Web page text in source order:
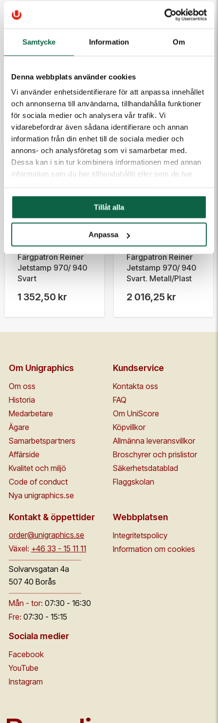
Samtycke Information Om
Denna webbplats använder cookies
Vi använder enhetsidentifierare för att anpassa innehållet
och annonserna till användarna, tillhandahålla funktioner
för sociala medier och analysera vår trafik. Vi
vidarebefordrar även sådana identifierare och annan
information från din enhet till de sociala medier och
annons- och analysföretag som vi samarbetar med.
Dessa kan i sin tur kombinera informationen med annan
information som du har tillhandahållit eller som de har
Tillåt alla
Anpassa
20 943,75 kr
Lägg i varukorgen
TILLBEHÖR
3401281 Reiner
Färgpatron Reiner
Jetstamp 970/ 940
Svart
1 352,50 kr
3401291 Reiner
Färgpatron Reiner
Jetstamp 970/ 940
Svart. Metall/Plast
2 016,25 kr
Om Unigraphics
Om oss
Historia
Medarbetare
Ägare
Samarbetspartners
Affärside
Kvalitet och miljö
Code of conduct
Nya unigraphics.se
Kundservice
Kontakta oss
FAQ
Om UniScore
Köpvillkor
Allmänna leveransvillkor
Broschyrer och prislistor
Säkerhetsdatablad
Flaggskolan
Kontakt & öppettider
order@unigraphics.se
Växel: +46 33 - 15 11 11
Solvarvsgatan 4a
507 40 Borås
Mån - tor: 07:30 - 16:30
Fre: 07:30 - 15:15
Webbplatsen
Integritetspolicy
Information om cookies
Sociala medier
Facebook
YouTube
Instagram